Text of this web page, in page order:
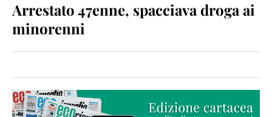
Arrestato 47enne, spacciava droga ai
minorenni